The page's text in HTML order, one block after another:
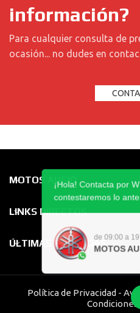
información?
Para cualquier consulta de
ocasión... no dudes en
MOTOS AUSIÓ
LINKS DIRECTOS
ÚLTIMAS ENTRADAS
Política de Privacidad -
¡Hola! Contacta por
contestaremos lo
de 09:00 a
MOTOS